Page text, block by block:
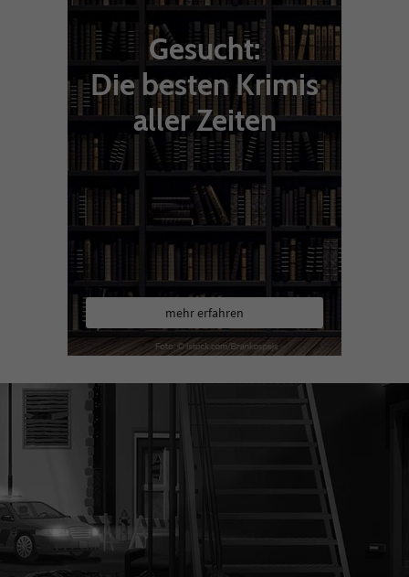
Gesucht:
Die besten Krimis
aller Zeiten
mehr erfahren